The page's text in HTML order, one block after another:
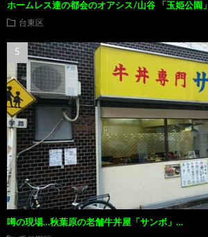
ホームレス達の都会のオアシス/山谷 「玉姫公園」
台東区
噂の現場…秋葉原の老舗牛丼屋「サンボ」…